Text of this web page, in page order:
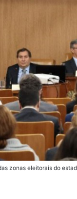
zonas eleitorais do